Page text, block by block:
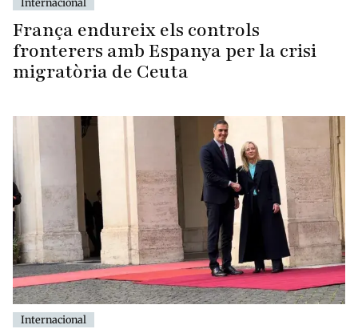
Internacional
França endureix els controls
fronterers amb Espanya per la crisi
migratòria de Ceuta
Internacional